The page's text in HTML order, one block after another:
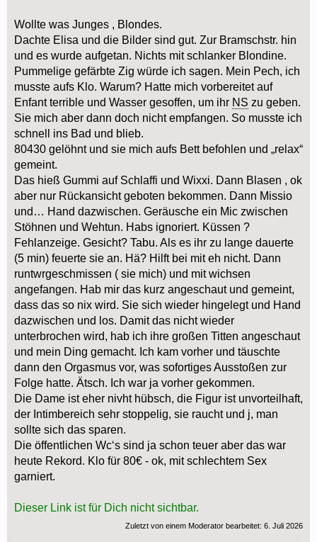
Wollte was Junges , Blondes.
Dachte Elisa und die Bilder sind gut. Zur Bramschstr. hin
und es wurde aufgetan. Nichts mit schlanker Blondine.
Pummelige gefärbte Zig würde ich sagen. Mein Pech, ich
musste aufs Klo. Warum? Hatte mich vorbereitet auf
Enfant terrible und Wasser gesoffen, um ihr NS zu geben.
Sie mich aber dann doch nicht empfangen. So musste ich
schnell ins Bad und blieb.
80430 gelöhnt und sie mich aufs Bett befohlen und „relax“
gemeint.
Das hieß Gummi auf Schlaffi und Wixxi. Dann Blasen , ok
aber nur Rückansicht geboten bekommen. Dann Missio
und… Hand dazwischen. Geräusche ein Mic zwischen
Stöhnen und Wehtun. Habs ignoriert. Küssen ?
Fehlanzeige. Gesicht? Tabu. Als es ihr zu lange dauerte
(5 min) feuerte sie an. Hä? Hilft bei mit eh nicht. Dann
runtwrgeschmissen ( sie mich) und mit wichsen
angefangen. Hab mir das kurz angeschaut und gemeint,
dass das so nix wird. Sie sich wieder hingelegt und Hand
dazwischen und los. Damit das nicht wieder
unterbrochen wird, hab ich ihre großen Titten angeschaut
und mein Ding gemacht. Ich kam vorher und täuschte
dann den Orgasmus vor, was sofortiges Ausstoßen zur
Folge hatte. Ätsch. Ich war ja vorher gekommen.
Die Dame ist eher nivht hübsch, die Figur ist unvorteilhaft,
der Intimbereich sehr stoppelig, sie raucht und j, man
sollte sich das sparen.
Die öffentlichen Wc‘s sind ja schon teuer aber das war
heute Rekord. Klo für 80€ - ok, mit schlechtem Sex
garniert.
Dieser Link ist für Dich nicht sichtbar.
Zuletzt von einem Moderator bearbeitet: 6. Juli 2026